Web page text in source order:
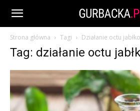
Strona główna Tagi Działanie octu
Tag: działanie octu